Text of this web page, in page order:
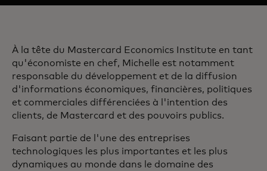
À la tête du Mastercard Economics Institute en tant
qu'économiste en chef, Michelle est notamment
responsable du développement et de la diffusion
d'informations économiques, financières, politiques
et commerciales différenciées à l'intention des
clients, de Mastercard et des pouvoirs publics.
Faisant partie de l'une des entreprises
technologiques les plus importantes et les plus
dynamiques au monde dans le domaine des